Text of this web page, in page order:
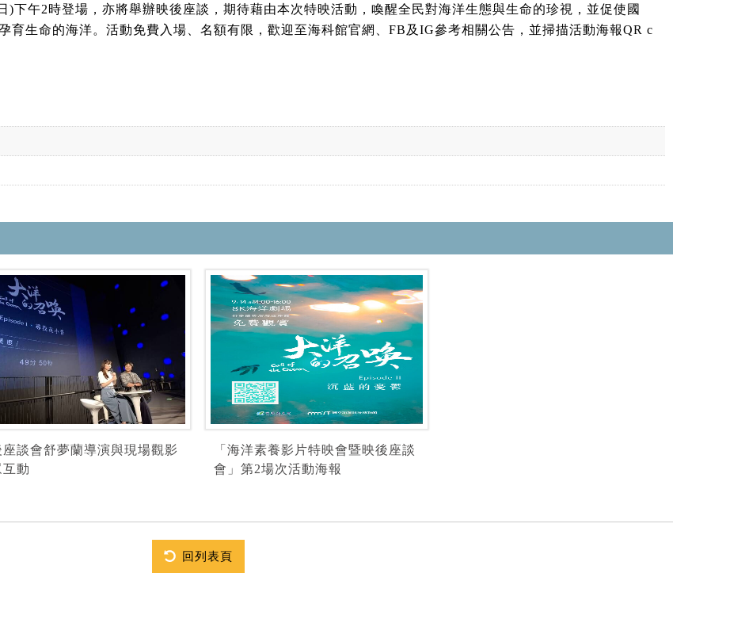
下午2時登場，亦將舉辦映後座談，期待藉由本次特映活動，喚醒全民對海洋生態與生命的珍視，並促使國
育生命的海洋。活動免費入場、名額有限，歡迎至海科館官網、FB及IG參考相關公告，並掃描活動海報QR c
座談會舒夢蘭導演與現場觀影
互動
「海洋素養影片特映會暨映後座談
會」第2場次活動海報
回列表頁